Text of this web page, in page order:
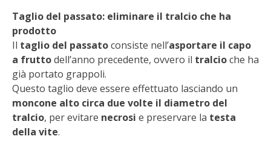
PENSA ALTERNATIVO
GARDENA
VERONESI
RIMANI A CONTATTO CON LA NATURA
CRESCERE INSIEME
Taglio del passato: eliminare il tralcio che ha
prodotto
Il taglio del passatoconsiste nell’asportare il capo
a fruttodell’anno precedente, ovvero il tralcioche ha
già portato grappoli.
Questo taglio deve essere effettuato lasciando un
moncone alto circa due volte il diametro del
tralcio, per evitare necrosi e preservare la testa
della vite.